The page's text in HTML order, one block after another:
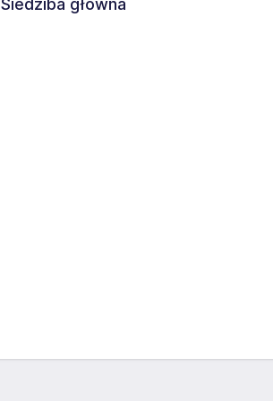
Siedziba główna